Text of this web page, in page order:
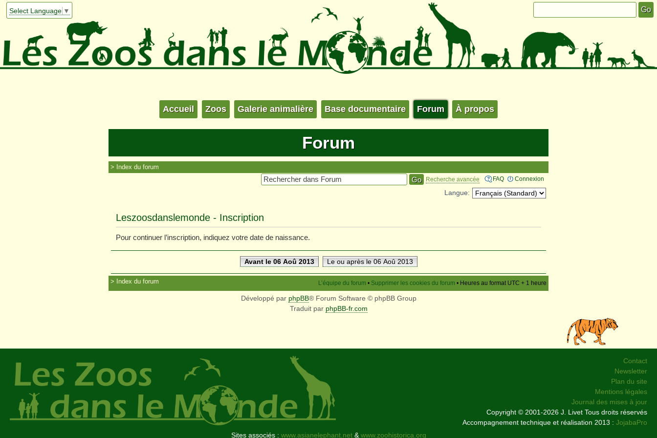
Select Language ▼
Accueil Zoos Galerie animalière Base documentaire Forum À propos
Forum
Index du forum
FAQ Connexion
Recherche avancée
Langue:
Leszoosdanslemonde - Inscription
Pour continuer l’inscription, indiquez votre date de naissance.
Avant le 06 Aoû 2013 Le ou après le 06 Aoû 2013
Index du forum L’équipe du forum • Supprimer les cookies du forum • Heures au format UTC + 1 heure
Développé par phpBB® Forum Software © phpBB Group
Traduit par phpBB-fr.com
Contact
Newsletter
Plan du site
Mentions légales
Journal des mises à jour
Copyright © 2001-2026 J. Livet Tous droits réservés
Accompagnement technique et réalisation 2013 : JojabaPro
Sites associés : www.asianelephant.net&www.zoohistorica.org